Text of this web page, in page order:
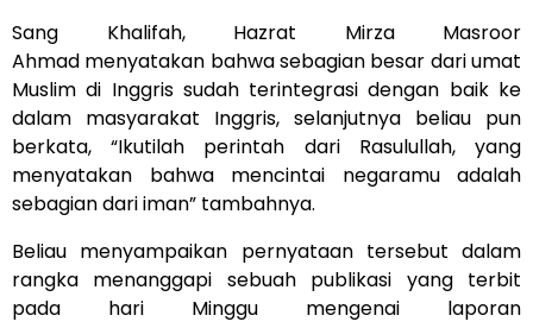
Sang Khalifah, Hazrat Mirza Masroor
Ahmad menyatakan bahwa sebagian besar dari umat
Muslim di Inggris sudah terintegrasi dengan baik ke
dalam masyarakat Inggris, selanjutnya beliau pun
berkata, “Ikutilah perintah dari Rasulullah, yang
menyatakan bahwa mencintai negaramu adalah
sebagian dari iman” tambahnya.
Beliau menyampaikan pernyataan tersebut dalam
rangka menanggapi sebuah publikasi yang terbit
pada hari Minggu mengenai laporan